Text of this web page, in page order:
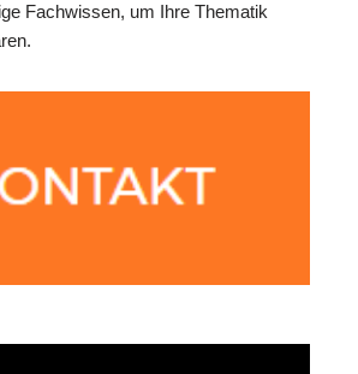
Fachwissen, um Ihre Thematik